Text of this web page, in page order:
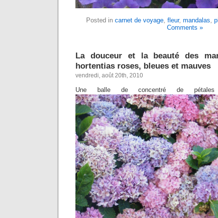
Posted in carnet de voyage fleur, mandalas
Comments »
La douceur et la beauté des
hortentias roses, bleues et mauves
vendredi, août 20th, 2010
Une balle de concentré de